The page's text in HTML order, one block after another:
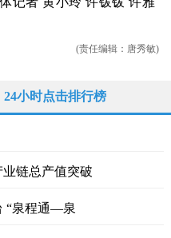
(责任编辑：唐秀敏)
24小时点击排行榜
链总产值突破
“泉程通—泉